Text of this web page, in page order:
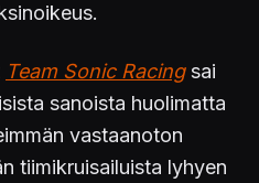
Team Sonic Racingsai
sanoista huolimatta
vastaanoton
tiimikruisailuista lyhyen